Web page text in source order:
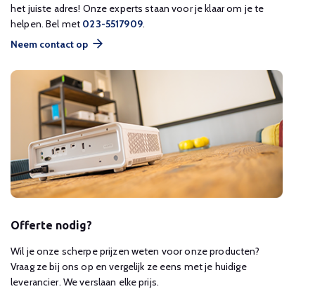
het juiste adres! Onze experts staan voor je klaar om je te
helpen. Bel met 023-5517909.
Neem contact op
Offerte nodig?
Wil je onze scherpe prijzen weten voor onze producten?
Vraag ze bij ons op en vergelijk ze eens met je huidige
leverancier. We verslaan elke prijs.